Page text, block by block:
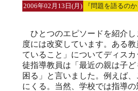
2006年02月13日(月) 『問題を語るの
ひとつのエピソードを紹介し
度には改変しています。ある
ていること」についてディス
徒指導教員は「最近の親は子
困る」と言いました。例えば
にくる。当然、学校では指導